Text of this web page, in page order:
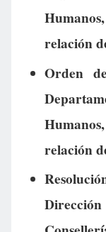
relación
Orden
relación